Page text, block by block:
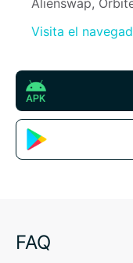
Alienswap,
Visita el
FAQ